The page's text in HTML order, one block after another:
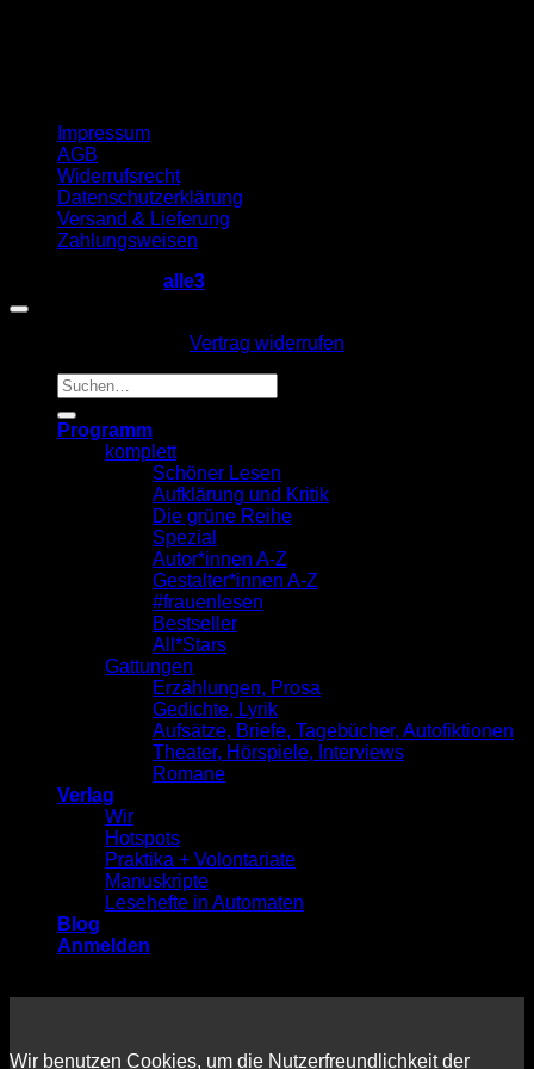
Impressum
AGB
Widerrufsrecht
Datenschutzerklärung
Versand & Lieferung
Zahlungsweisen
alle3
Vertrag widerrufen
Suche
nach:
Programm
komplett
Schöner Lesen
Aufklärung und Kritik
Die grüne Reihe
Spezial
Autor*innen A-Z
Gestalter*innen A-Z
#frauenlesen
Bestseller
All*Stars
Gattungen
Erzählungen, Prosa
Gedichte, Lyrik
Aufsätze, Briefe, Tagebücher, Autofiktionen
Theater, Hörspiele, Interviews
Romane
Verlag
Wir
Hotspots
Praktika + Volontariate
Manuskripte
Lesehefte in Automaten
Blog
Anmelden
Wir benutzen Cookies, um die Nutzerfreundlichkeit der